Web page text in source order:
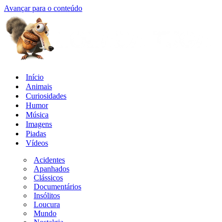
Avançar para o conteúdo
Início
Animais
Curiosidades
Humor
Música
Imagens
Piadas
Vídeos
Acidentes
Apanhados
Clássicos
Documentários
Insólitos
Loucura
Mundo